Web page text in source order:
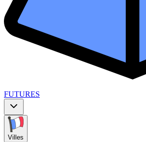
FUTURES
Villes